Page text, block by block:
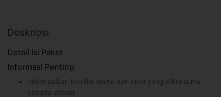
Deskripsi
Detail Isi Paket
Informasi Penting
Informasikan kondisi medis dan obat yang dikonsumsi
kepada dokter